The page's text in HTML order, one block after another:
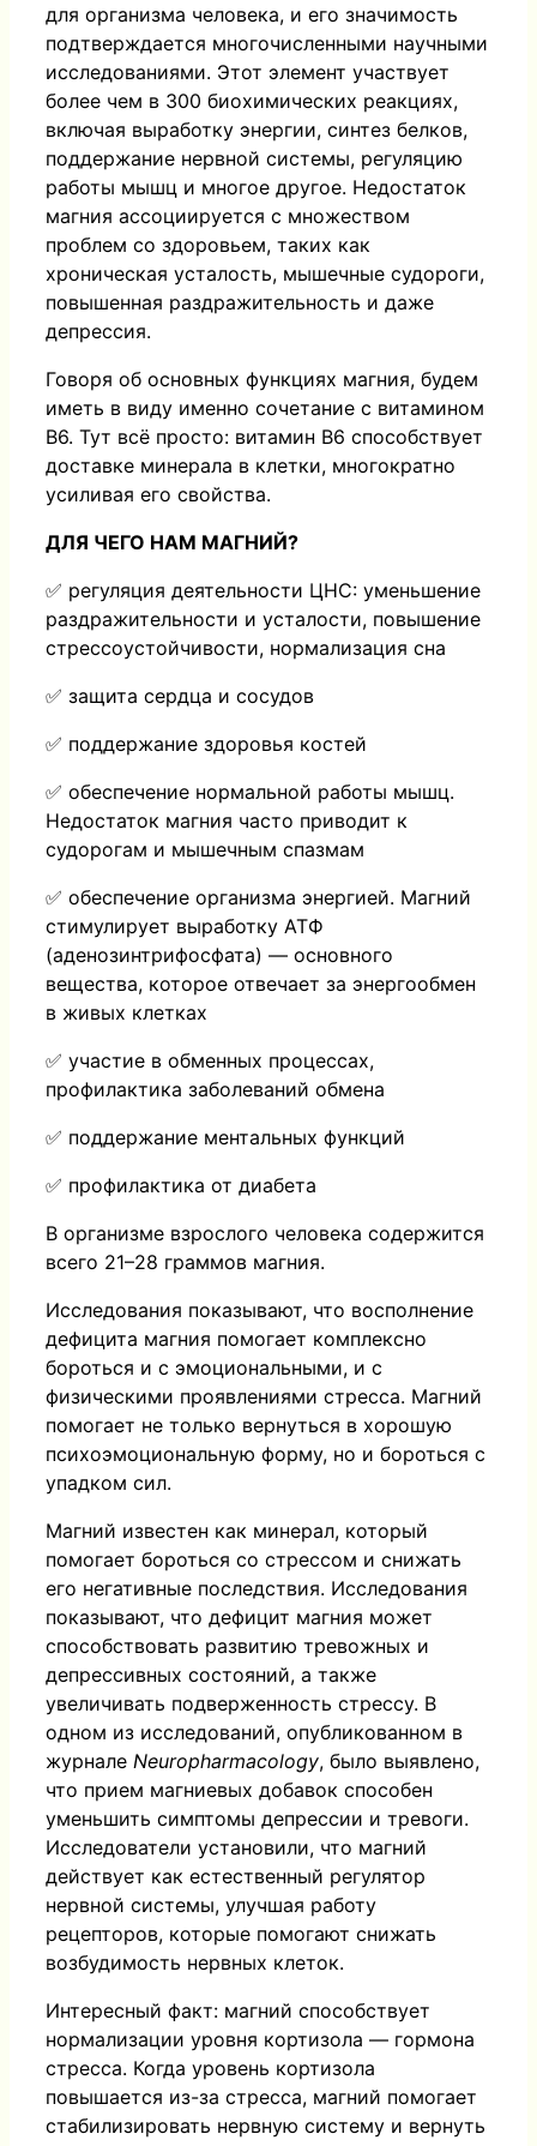
для организма человека, и его значимость
подтверждается многочисленными научными
исследованиями. Этот элемент участвует
более чем в 300 биохимических реакциях,
включая выработку энергии, синтез белков,
поддержание нервной системы, регуляцию
работы мышц и многое другое. Недостаток
магния ассоциируется с множеством
проблем со здоровьем, таких как
хроническая усталость, мышечные судороги,
повышенная раздражительность и даже
депрессия.
Говоря об основных функциях магния, будем
иметь в виду именно сочетание с витамином
В6. Тут всё просто: витамин В6 способствует
доставке минерала в клетки, многократно
усиливая его свойства.
ДЛЯ ЧЕГО НАМ МАГНИЙ?
✅ регуляция деятельности ЦНС: уменьшение
раздражительности и усталости, повышение
стрессоустойчивости, нормализация сна
✅ защита сердца и сосудов
✅ поддержание здоровья костей
✅ обеспечение нормальной работы мышц.
Недостаток магния часто приводит к
судорогам и мышечным спазмам
✅ обеспечение организма энергией. Магний
стимулирует выработку АТФ
(аденозинтрифосфата) — основного
вещества, которое отвечает за энергообмен
в живых клетках
✅ участие в обменных процессах,
профилактика заболеваний обмена
✅ поддержание ментальных функций
✅ профилактика от диабета
В организме взрослого человека содержится
всего 21–28 граммов магния.
Исследования показывают, что восполнение
дефицита магния помогает комплексно
бороться и с эмоциональными, и с
физическими проявлениями стресса. Магний
помогает не только вернуться в хорошую
психоэмоциональную форму, но и бороться с
упадком сил.
Магний известен как минерал, который
помогает бороться со стрессом и снижать
его негативные последствия. Исследования
показывают, что дефицит магния может
способствовать развитию тревожных и
депрессивных состояний, а также
увеличивать подверженность стрессу. В
одном из исследований, опубликованном в
журнале Neuropharmacology, было выявлено,
что прием магниевых добавок способен
уменьшить симптомы депрессии и тревоги.
Исследователи установили, что магний
действует как естественный регулятор
нервной системы, улучшая работу
рецепторов, которые помогают снижать
возбудимость нервных клеток.
Интересный факт: магний способствует
нормализации уровня кортизола — гормона
стресса. Когда уровень кортизола
повышается из-за стресса, магний помогает
стабилизировать нервную систему и вернуть